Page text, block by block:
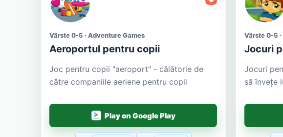
Vârste 0-5 · Adventure Games
Aeroportul pentru copii
Joc pentru copii "aeroport" - călătorie de
către companiile aeriene pentru copii
Play on Google Play
Vârste 0-5
Jocuri
Jocuri
să învețe